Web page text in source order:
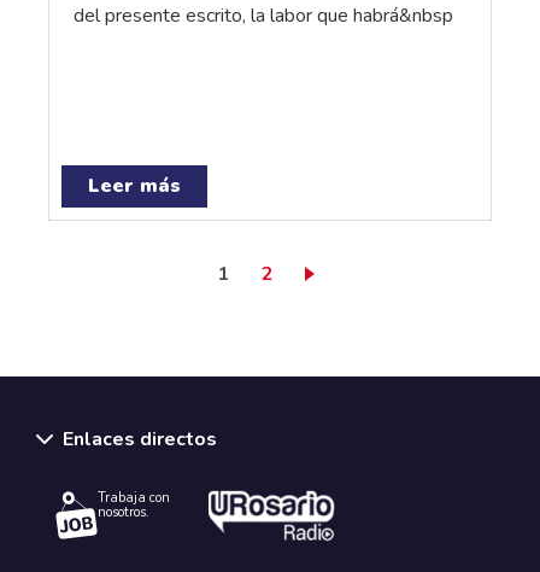
del presente escrito, la labor que habrá&nbsp
Leer más
Página actual
1 Page
2
Enlaces directos
Trabaja con
nosotros.